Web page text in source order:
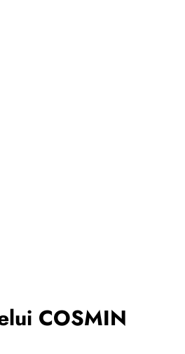
COSMIN